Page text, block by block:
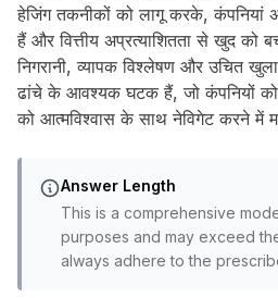
हेजिंग तकनीकों को लागू करके,
हैं और वित्तीय अप्रत्याशितता से खुद को
निगरानी, व्यापक विश्लेषण और उचित
ढांचे के आवश्यक घटक हैं, जो कंपनियों को
को आत्मविश्वास के साथ नेविगेट करने में
Answer Length
This is a comprehensive
purposes and may exceed
always adhere to the